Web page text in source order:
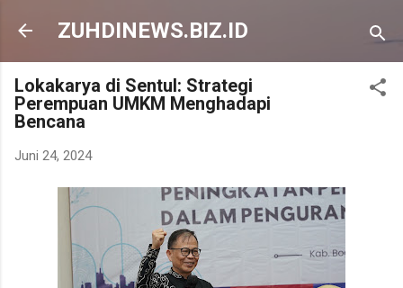
Langsung ke konten utama
ZUHDINEWS.BIZ.ID
Lokakarya di Sentul: Strategi
Perempuan UMKM Menghadapi
Bencana
Juni 24, 2024